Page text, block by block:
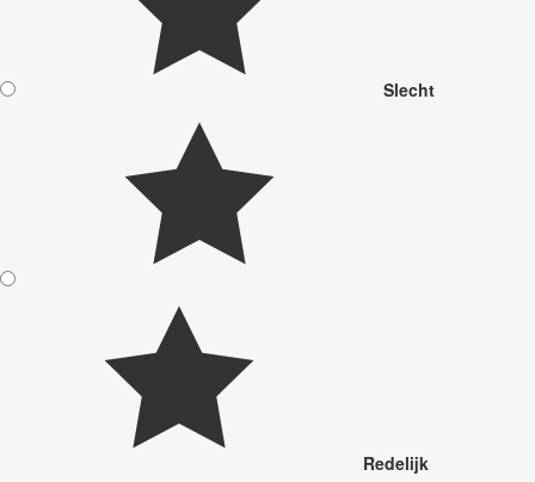
Slecht
Redelijk